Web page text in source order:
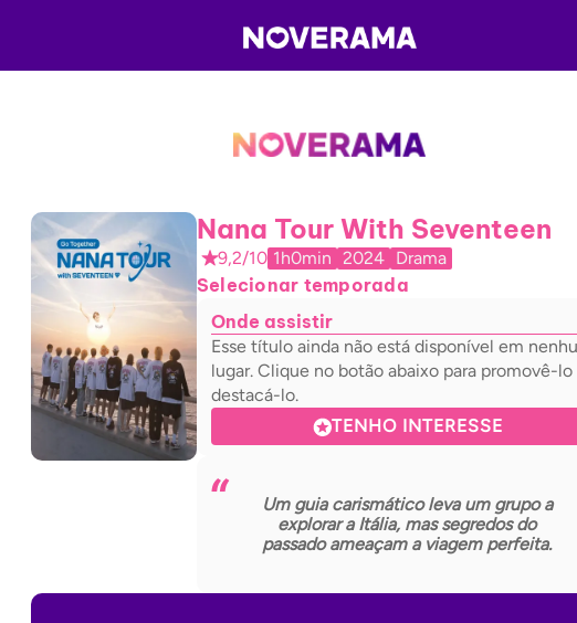
Nana Tour With Seventeen
9,2/10 1h0min 2024 Drama
Selecionar temporada
Onde assistir
Esse título ainda não está disponível em
lugar. Clique no botão abaixo para promovê-lo
destacá-lo.
TENHO INTERESSE
Um guia carismático leva um grupo a
explorar a Itália, mas segredos do
passado ameaçam a viagem perfeita.